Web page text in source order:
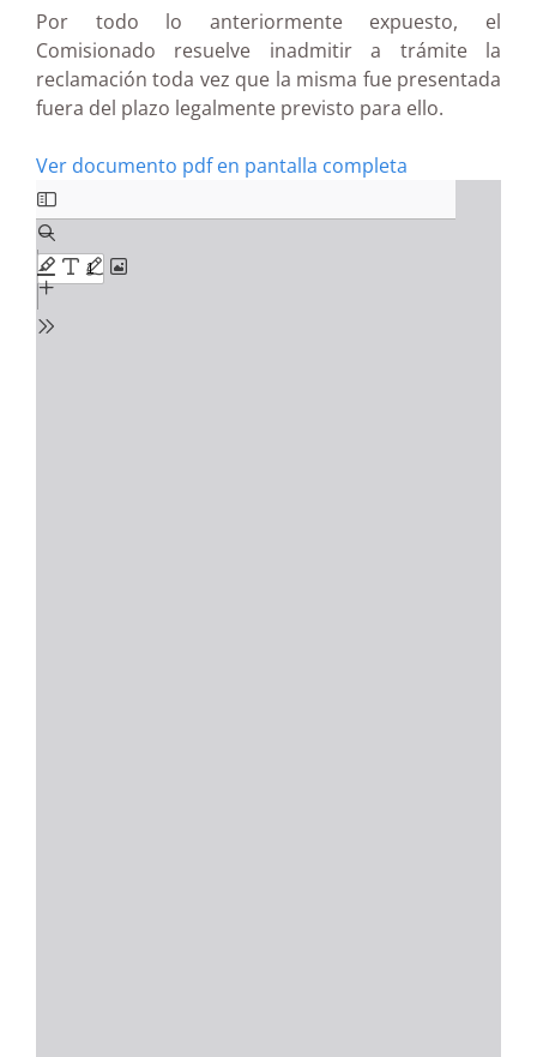
Por todo lo anteriormente expuesto, el
Comisionado resuelve inadmitir a trámite la
reclamación toda vez que la misma fue presentada
fuera del plazo legalmente previsto para ello.
Ver documento pdf en pantalla completa